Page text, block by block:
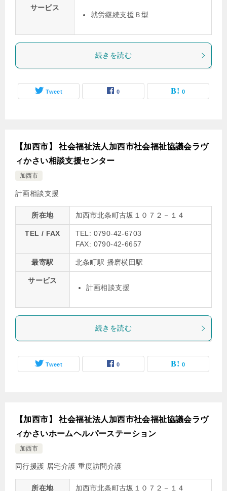
サービス
就労継続支援Ｂ型
続きを読む
Tweet 0 0
【加西市】 社会福祉法人加西市社会福祉協議会ラヴ
ィかさい相談支援センター
加西市
計画相談支援
所在地 加西市北条町古坂１０７２－１４
TEL / FAX
TEL: 0790-42-6703
FAX: 0790-42-6657
最寄駅 北条町駅 播磨横田駅
サービス
計画相談支援
続きを読む
Tweet 0 0
【加西市】 社会福祉法人加西市社会福祉協議会ラヴ
ィかさいホームヘルパーステーション
加西市
同行援護 居宅介護 重度訪問介護
所在地 加西市北条町古坂１０７２－１４